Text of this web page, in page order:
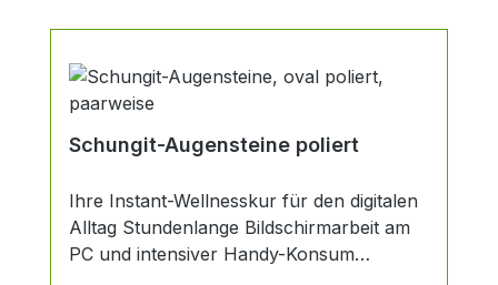
Schungit-Augensteine poliert
Ihre Instant-Wellnesskur für den digitalen
Alltag Stundenlange Bildschirmarbeit am
PC und intensiver Handy-Konsum